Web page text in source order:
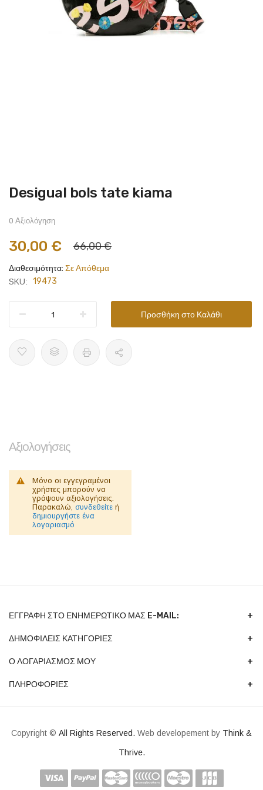
Μετάβαση
στην
συλλογής
Desigual bols tate kiama
0 Αξιολόγηση
30,00 € 66,00 €
Διαθεσιμότητα: Σε Απόθεμα
SKU: 19473
Προσθήκη στο Καλάθι
Αξιολογήσεις
Μόνο οι εγγεγραμένοι
χρήστες μπορούν να
γράψουν αξιολογήσεις.
Παρακαλώ, συνδεθείτε ή
δημιουργήστε ένα
λογαριασμό
ΕΓΓΡΑΦΉ ΣΤΟ ΕΝΗΜΕΡΩΤΙΚΌ ΜΑΣ E-MAIL:
ΔΗΜΟΦΙΛΕΙΣ ΚΑΤΗΓΟΡΙΕΣ
Ο ΛΟΓΑΡΙΑΣΜΟΣ ΜΟΥ
ΠΛΗΡΟΦΟΡΙΕΣ
Copyright © All Rights Reserved. Web developement by Think &
Thrive.